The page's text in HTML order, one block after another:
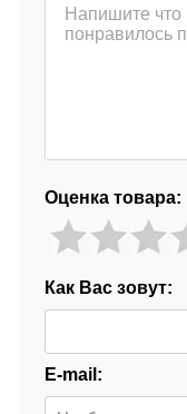
Оценка товара:
Как Вас зовут:
E-mail: